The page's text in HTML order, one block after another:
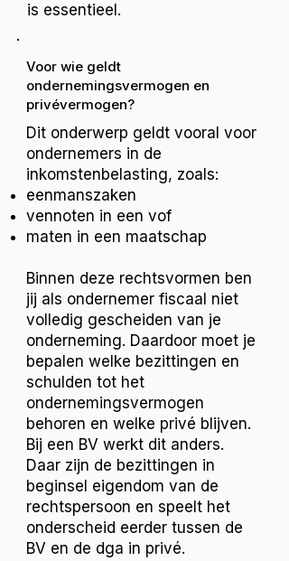
is essentieel.
Voor wie geldt
ondernemingsvermogen en
privévermogen?
Dit onderwerp geldt vooral voor
ondernemers in de
inkomstenbelasting, zoals:
eenmanszaken
vennoten in een vof
maten in een maatschap
Binnen deze rechtsvormen ben
jij als ondernemer fiscaal niet
volledig gescheiden van je
onderneming. Daardoor moet je
bepalen welke bezittingen en
schulden tot het
ondernemingsvermogen
behoren en welke privé blijven.
Bij een BV werkt dit anders.
Daar zijn de bezittingen in
beginsel eigendom van de
rechtspersoon en speelt het
onderscheid eerder tussen de
BV en de dga in privé.